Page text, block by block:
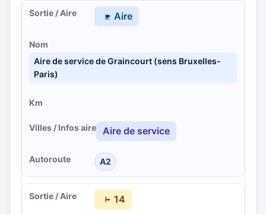
Aire
Aire de service de Graincourt (sens Bruxelles-
Paris)
Aire de service
A2
14